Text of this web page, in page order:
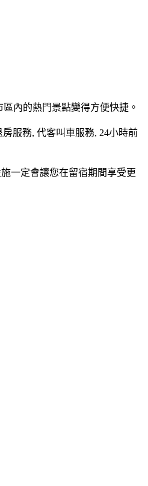
內的熱門景點變得方便快捷。
服務, 代客叫車服務, 24小時前
一定會讓您在留宿期間享受更